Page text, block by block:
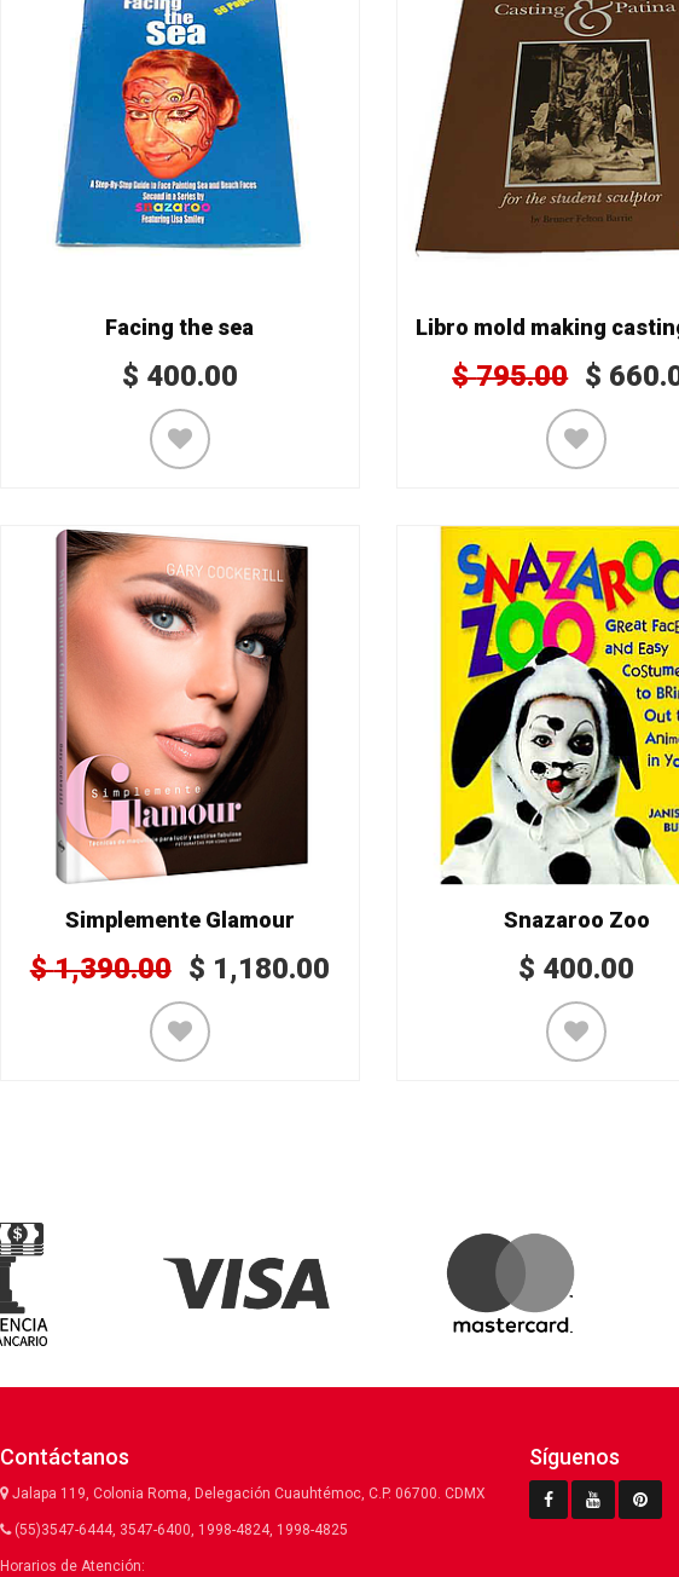
Facing the sea
$ 400.00 $795.00 $
Simplemente Glamour
$1,390.00 $ 1,180.00
Snazaroo Zoo
$ 400.00
Contáctanos
Jalapa 119, Colonia Roma, Delegación Cuauhtémoc, C.P. 06700. CDMX
(55)3547-6444, 3547-6400, 1998-4824, 1998-4825
Horarios de Atención:
Síguenos